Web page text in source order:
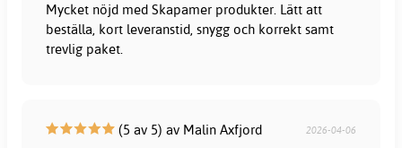
Mycket nöjd med Skapamer produkter. Lätt att
beställa, kort leveranstid, snygg och korrekt samt
trevlig paket.
(5 av 5) av Malin Axfjord 2026-04-06